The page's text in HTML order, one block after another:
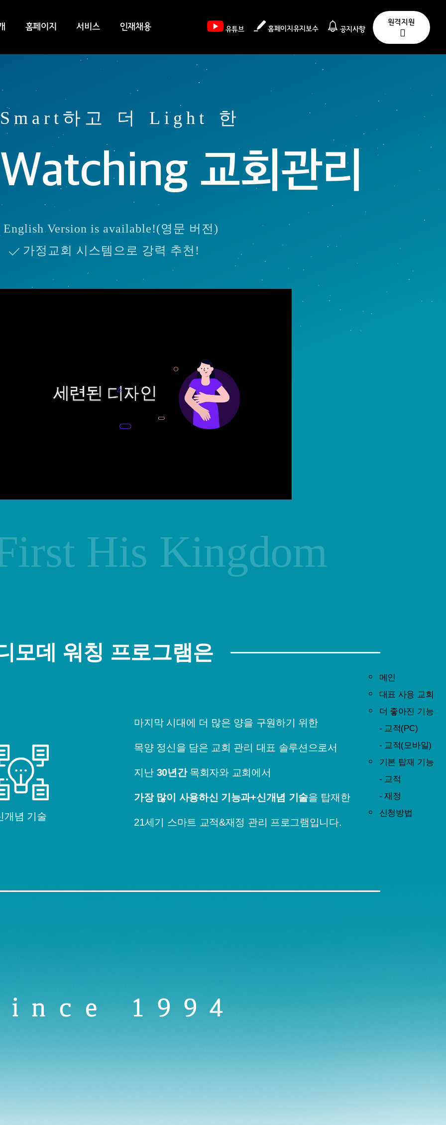
홈페이지 서비스 인재채용 유튜브 홈페이지유지보수 공지사항
원격지원
메인
대표 사용 교회
더 좋아진 기능
- 교적(PC)
- 교적(모바일)
기본 탑재 기능
- 교적
- 재정
신청방법
하고 더 Light 한
Watching 교회관리
English Version is available!(영문 버전)
가정교회 시스템으로 강력 추천!
His Kingdom
모데 워칭 프로그램은
개념 기술
마지막 시대에 더 많은 양을 구원하기 위한
목양 정신을 담은 교회 관리 대표 솔루션으로서
지난 30년간목회자와 교회에서
가장 많이 사용하신 기능과+신개념 기술을 탑재한
21세기 스마트 교적&재정 관리 프로그램입니다.